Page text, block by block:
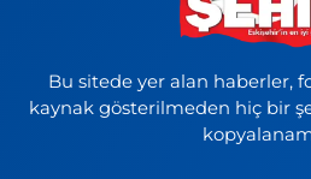
Bu sitede yer alan haberler,
kaynak gösterilmeden hiç bir